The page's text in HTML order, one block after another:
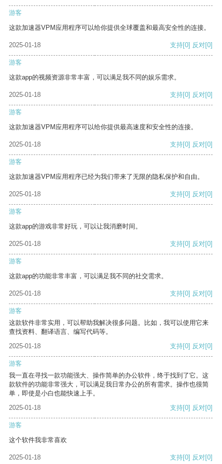
游客
这款加速器VPM应用程序可以给你提供全球覆盖和最高安全性的连接。
2025-01-18 支持[0] 反对[0]
游客
这款app的视频资源非常丰富，可以满足我不同的娱乐需求。
2025-01-18 支持[0] 反对[0]
游客
这款加速器VPM应用程序可以给你提供最高速度和安全性的连接。
2025-01-18 支持[0] 反对[0]
游客
这款加速器VPM应用程序已经为我们带来了无限的隐私保护和自由。
2025-01-18 支持[0] 反对[0]
游客
这款app的游戏非常好玩，可以让我消磨时间。
2025-01-18 支持[0] 反对[0]
游客
这款app的功能非常丰富，可以满足我不同的社交需求。
2025-01-18 支持[0] 反对[0]
游客
这款软件非常实用，可以帮助我解决很多问题。比如，我可以使用它来
查找资料、翻译语言、编写代码等。
2025-01-18
支持[0] 反对[0]
游客
我一直在寻找一款功能强大、操作简单的办公软件，终于找到了它。这
款软件的功能非常强大，可以满足我日常办公的所有需求。操作也很简
单，即使是小白也能快速上手。
2025-01-18
支持[0] 反对[0]
游客
这个软件我非常喜欢
2025-01-18 支持[0] 反对[0]